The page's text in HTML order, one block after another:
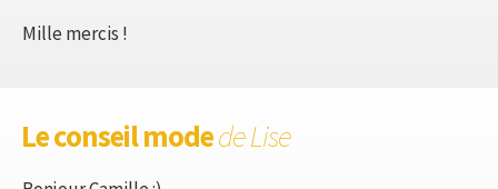
Mille mercis !
Le conseil modede Lise